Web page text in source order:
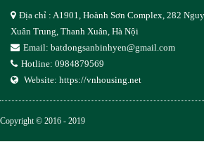
Địa chỉ : A1901, Hoành Sơn Complex, 282
Xuân Trung, Thanh Xuân, Hà Nội
Email: batdongsanbinhyen@gmail.com
Hotline: 0984879569
Website: https://vnhousing.net
Copyright © 2016 - 2019